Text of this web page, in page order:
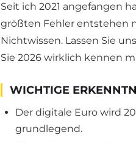
Seit ich 2021 angefangen
größten Fehler entstehen
Nichtwissen. Lassen Sie
Sie 2026 wirklich kennen
WICHTIGE
Der digitale Euro wird
grundlegend.